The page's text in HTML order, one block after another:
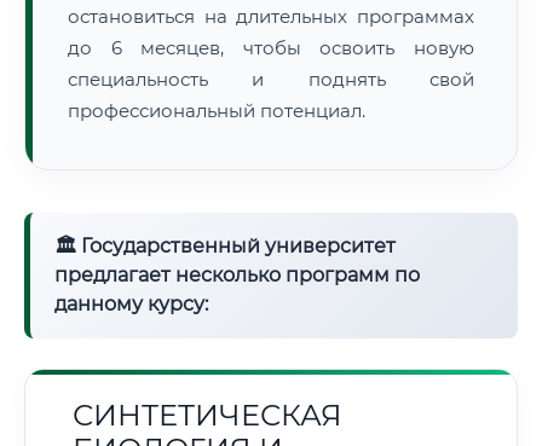
остановиться на длительных программах
до 6 месяцев, чтобы освоить новую
специальность и поднять свой
профессиональный потенциал.
🏛 Государственный университет
предлагает несколько программ по
данному курсу:
СИНТЕТИЧЕСКАЯ